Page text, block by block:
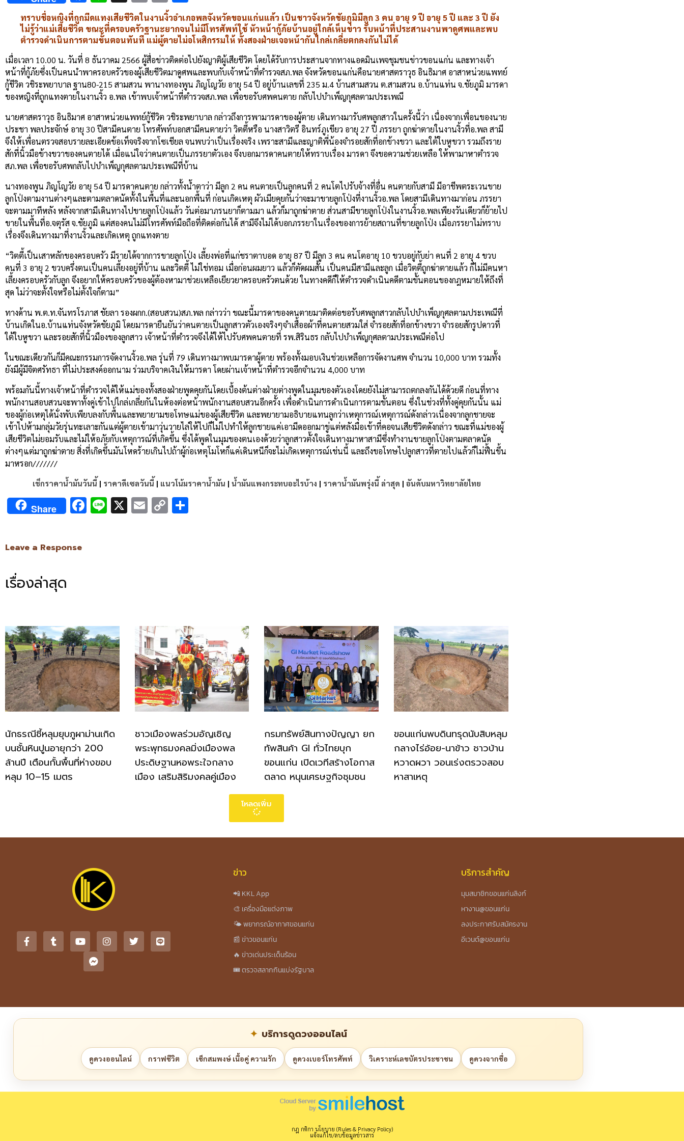
Link
ทราบชื่อหญิงที่ถูกมีดแทงเสียชีวิตในงานงิ้วอำเภอพลจังหวัดขอนแก่นแล้ว เป็นชาวจังหวัดชัยภูมิมีลูก 3 คน อายุ 9 ปี อายุ 5 ปี และ 3 ปี ยัง
ไม่รู้ว่าแม่เสียชีวิต ขณะที่ครอบครัวฐานะยากจนไม่มีโทรศัพท์ใช้ หัวหน้ากู้ภัยบ้านอยู่ใกล้เห็นข่าว รับหน้าที่ประสานงานพาดูศพและพบ
ตำรวจดำเนินการตามขั้นตอนทันที แม่ผู้ตายไม่อโหสิกรรมให้ ทั้งสองฝ่ายเจอหน้ากันไกล่เกลี่ยตกลงกันไม่ได้
เมื่อเวลา 10.00 น. วันที่ 8 ธันวาคม 2566 ผู้สื่อข่าวติดต่อไปยังญาติผู้เสียชีวิต โดยได้รับการประสานจากทางแอดมินเพจชุมชนข่าวขอนแก่น และทางเจ้า
หน้าที่กู้ภัยซึ่งเป็นคนนำพาครอบครัวของผู้เสียชีวิตมาดูศพและพบกับเจ้าหน้าที่ตำรวจสภ.พล จังหวัดขอนแก่นคือนายศาสตราวุธ อินธิมาศ อาสาหน่วยแพทย์
กู้ชีวิต วชิระพยาบาล ฐาน80-215 สามสวน พานางทองพูน ภิญโญวัย อายุ 54 ปี อยู่บ้านเลขที่ 235 ม.4 บ้านสามสวน ต.สามสวน อ.บ้านแท่น จ.ชัยภูมิ มารดา
ของหญิงที่ถูกแทงตายในงานงิ้ว อ.พล เข้าพบเจ้าหน้าที่ตำรวจสภ.พล เพื่อขอรับศพคนตาย กลับไปบำเพ็ญกุศลตามประเพณี
นายศาสตราวุธ อินธิมาศ อาสาหน่วยแพทย์กู้ชีวิต วชิระพยาบาล กล่าวถึงการพามารดาของผู้ตาย เดินทางมารับศพลูกสาวในครั้งนี้ว่า เนื่องจากเพื่อนของนาย
ประชา พลประจักษ์ อายุ 30 ปีสามีคนตาย โทรศัพท์บอกสามีคนตายว่า วิตตี้หรือ นางสาวิตรี อินทร์ภูเขียว อายุ 27 ปี ภรรยา ถูกฆ่าตายในงานงิ้วที่อ.พล สามี
จึงให้เพื่อนตรวจสอบรายละเอียดข้อเท็จจริงจากโซเชียล จนพบว่าเป็นเรื่องจริง เพราะสามีและญาติพี่น้องจำรอยสักที่อกข้างขวา และใต้ใบหูขวา รวมถึงราย
สักที่นิ้วมือข้างขวาของคนตายได้ เมื่อแน่ใจว่าคนตายเป็นภรรยาตัวเอง จึงบอกมารดาคนตายให้ทราบเรื่อง มารดา จึงขอความช่วยเหลือ ให้พามาหาตำรวจ
สภ.พล เพื่อขอรับศพกลับไปบำเพ็ญกุศลตามประเพณีที่บ้าน
นางทองพูน ภิญโญวัย อายุ 54 ปี มารดาคนตาย กล่าวทั้งน้ำตาว่า มีลูก 2 คน คนตายเป็นลูกคนที่ 2 คนโตไปรับจ้างที่อื่น คนตายกับสามี มีอาชีพตระเวนขาย
ลูกโป่งตามงานต่างๆและตามตลาดนัดทั้งในพื้นที่และนอกพื้นที่ ก่อนเกิดเหตุ ผัวเมียคุยกันว่าจะมาขายลูกโป่งที่งานงิ้วอ.พล โดยสามีเดินทางมาก่อน ภรรยา
จะตามมาทีหลัง หลังจากสามีเดินทางไปขายลูกโป่งแล้ว วันต่อมาภรนยาก็ตามมา แล้วก็มาถูกฆ่าตาย ส่วนสามีขายลูกโป่งในงานงิ้วอ.พลเพียงวันเดียวก็ย้ายไป
ขายในพื้นที่อ.จตุรัส จ.ชัยภูมิ แต่สองคนไม่มีโทรศัพท์มือถือที่ติดต่อกันได้ สามีจึงไม่ได้บอกภรรยาในเรื่องของการย้ายสถานที่ขายลูกโป่ง เมื่อภรรยาไม่ทราบ
เรื่องจึงเดินทางมาที่งานงิ้วและเกิดเหตุ ถูกแทงตาย
“วิตตี้เป็นเสาหลักของครอบครัว มีรายได้จากการขายลูกโป่ง เลี้ยงพ่อที่แก่ชราตาบอด อายุ 87 ปี มีลูก 3 คน คนโตอายุ 10 ขวบอยู่กับย่า คนที่ 2 อายุ 4 ขวบ
คนที่ 3 อายุ 2 ขวบครึ่งตนเป็นคนเลี้ยงอยู่ที่บ้าน และวิตตี้ ไม่ใช่ทอม เมื่อก่อนผมยาว แล้วก็ตัดผมสั้น เป็นคนมีสามีและลูก เมื่อวิตตี้ถูกฆ่าตายแล้ว ก็ไม่มีคนหา
เลี้ยงครอบครัวกับลูก จึงอยากให้ครอบครัวของผู้ต้องหามาช่วยเหลือเยียวยาครอบครัวตนด้วย ในทางคดีก็ให้ตำรวจดำเนินคดีตามขั้นตอนของกฎหมายให้ถึงที่
สุด ไม่ว่าจะตั้งใจหรือไม่ตั้งใจก็ตาม”
ทางด้าน พ.ต.ท.จันทรโรภาส ชัยลา รองผกก.(สอบสวน)สภ.พล กล่าวว่า ขณะนี้มารดาของคนตายมาติดต่อขอรับศพลูกสาวกลับไปบำเพ็ญกุศลตามประเพณีที่
บ้านเกิดในอ.บ้านแท่นจังหวัดชัยภูมิ โดยมารดายืนยันว่าคนตายเป็นลูกสาวตัวเองจริงๆจำเสื้ออผ้าที่คนตายสวมใส่ จำรอยสักที่อกข้างขวา จำรอยสักรูปดาวที่
ใต้ใบหูขวา และรอยสักที่นิ้วมืองของลูกสาว เจ้าหน้าที่ตำรวจจึงได้ให้ไปรับศพคนตายที่ รพ.สิรินธร กลับไปบำเพ็ญกุศลตามประเพณีต่อไป
ในขณะเดียวกันก็มีคณะกรรมการจัดงานงิ้วอ.พล รุ่นที่ 79 เดินทางมาพบมารดาผู้ตาย พร้องทั้งมอบเงินช่วยเหลือการจัดงานศพ จำนวน 10,000 บาท รวมทั้ง
ยังมีผู้มีจิตศรัทธา ที่ไม่ประสงค์ออกนาม ร่วมบริจาคเงินให้มารดา โดยผ่านเจ้าหน้าที่ตำรวจอีกจำนวน 4,000 บาท
พร้อมกันนี้ทางเจ้าหน้าที่ตำรวจได้ให้แม่ของทั้งสองฝ่ายพูดคุยกันโดยเบื้องต้นต่างฝ่ายต่างพูดในมุมของตัวเองโดยยังไม่สามารถตกลงกันได้ด้วยดี ก่อนที่ทาง
พนักงานสอบสวนจะพาทั้งคู่เข้าไปไกล่เกลี่ยกันในห้องต่อหน้าพนักงานสอบสวนอีกครั้ง เพื่อดำเนินการดำเนินการตามขั้นตอน ซึ่งในช่วงที่ทั้งคู่คุยกันนั้น แม่
ของผู้ก่อเหตุได้นั่งพับเพียบลงกับพื้นและพยายามขอโทษแม่ของผู้เสียชีวิต และพยายามอธิบายแทนลูกว่าเหตุการณ์เหตุการณ์ดังกล่าวเนื่องจากลูกชายจะ
เข้าไปห้ามกลุ่มวัยรุ่นทะเลาะกันแต่ผู้ตายเข้ามาวุ่นวายไล่ให้ไปก็ไม่ไปทำให้ลูกชายแค่เอามีดออกมาขู่แต่หลังมือเข้าที่คอจนเสียชีวิตดังกล่าว ขณะที่แม่ของผู้
เสียชีวิตไม่ยอมรับและไม่ให้อภัยกับเหตุการณ์ที่เกิดขึ้น ซึ่งได้พูดในมุมของตนเองด้วยว่าลูกสาวตั้งใจเดินทางมาหาสามีซึ่งทำงานขายลูกโป่งตามตลาดนัด
ต่างๆแต่มาถูกฆ่าตาย สิ่งที่เกิดขึ้นมันโหดร้ายเกินไปถ้าผู้ก่อเหตุโมโหก็แค่เดินหนีก็จะไม่เกิดเหตุการณ์เช่นนี้ และถึงขอโทษไปลูกสาวที่ตายไปแล้วก็ไม่ฟื้นขึ้น
มาหรอก///////
เช็กราคาน้ำมันวันนี้ | ราคาดีเซลวันนี้ | แนวโน้มราคาน้ำมัน | น้ำมันแพงกระทบอะไรบ้าง | ราคาน้ำมันพรุ่งนี้ ล่าสุด | อันดับมหาวิทยาลัยไทย
Share Facebook
Line
X Email
Copy
Leave a Response
เรื่องล่าสุด
นักธรณีชี้หลุมยุบภูผาม่านเกิด
บนชั้นหินปูนอายุกว่า 200
ล้านปี เตือนกั้นพื้นที่ห่างขอบ
หลุม 10–15 เมตร
ชาวเมืองพลร่วมอัญเชิญ
พระพุทธมงคลมิ่งเมืองพล
ประดิษฐานหอพระใจกลาง
เมือง เสริมสิริมงคลคู่เมือง
กรมทรัพย์สินทางปัญญา ยก
ทัพสินค้า GI ทั่วไทยบุก
ขอนแก่น เปิดเวทีสร้างโอกาส
ตลาด หนุนเศรษฐกิจชุมชน
ขอนแก่นพบดินทรุดนับสิบหลุม
กลางไร่อ้อย-นาข้าว ชาวบ้าน
หวาดผวา วอนเร่งตรวจสอบ
หาสาเหตุ
โหลดเพิ่ม
ข่าว
📲 KKL App
🎨 เครื่องมือแต่งภาพ
🌤️ พยากรณ์อากาศขอนแก่น
📰 ข่าวขอนแก่น
🔥 ข่าวเด่นประเด็นร้อน
🎟️ ตรวจสลากกินแบ่งรัฐบาล
บริการสำคัญ
มุมสมาชิกขอนแก่นลิงก์
หางาน@ขอนแก่น
ลงประกาศรับสมัครงาน
อีเวนต์@ขอนแก่น
บริการดูดวงออนไลน์
ดูดวงออนไลน์ กราฟชีวิต เช็กสมพงษ์ เนื้อคู่ ความรัก ดูดวงเบอร์โทรศัพท์ วิเคราะห์เลขบัตรประชาชน ดูดวงจากชื่อ
กฎ กติกา นโยบาย (Rules & Privacy Policy)
แจ้งแก้ไข/ลบข้อมูลข่าวสาร